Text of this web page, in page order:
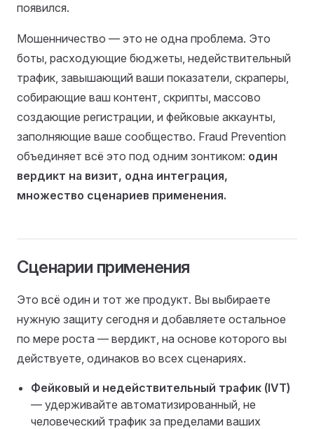
появился.
Мошенничество — это не одна проблема. Это
боты, расходующие бюджеты, недействительный
трафик, завышающий ваши показатели, скраперы,
собирающие ваш контент, скрипты, массово
создающие регистрации, и фейковые аккаунты,
заполняющие ваше сообщество. Fraud Prevention
объединяет всё это под одним зонтиком: один
вердикт на визит, одна интеграция,
множество сценариев применения.
Сценарии применения
Это всё один и тот же продукт. Вы выбираете
нужную защиту сегодня и добавляете остальное
по мере роста — вердикт, на основе которого вы
действуете, одинаков во всех сценариях.
Фейковый и недействительный трафик (IVT)
— удерживайте автоматизированный, не
человеческий трафик за пределами ваших